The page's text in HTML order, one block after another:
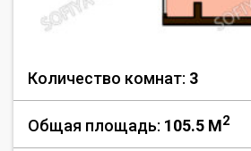
Количество комнат: 3
Общая площадь: 105.5 M2